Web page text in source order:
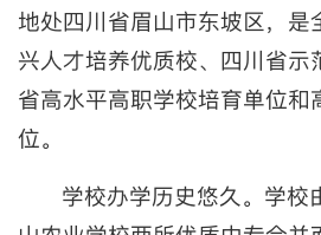
地处四川省眉山市东坡区，是
兴人才培养优质校、四川省示
省高水平高职学校培育单位和
位。
学校办学历史悠久。学校